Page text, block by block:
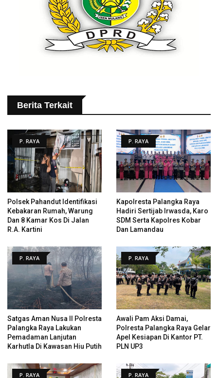
Berita Terkait
P. RAYA
Polsek Pahandut Identifikasi
Kebakaran Rumah, Warung
Dan 8 Kamar Kos Di Jalan
R.A. Kartini
P. RAYA
Kapolresta Palangka Raya
Hadiri Sertijab Irwasda, Karo
SDM Serta Kapolres Kobar
Dan Lamandau
P. RAYA
Satgas Aman Nusa II Polresta
Palangka Raya Lakukan
Pemadaman Lanjutan
Karhutla Di Kawasan Hiu Putih
P. RAYA
Awali Pam Aksi Damai,
Polresta Palangka Raya Gelar
Apel Kesiapan Di Kantor PT.
PLN UP3
P. RAYA P. RAYA